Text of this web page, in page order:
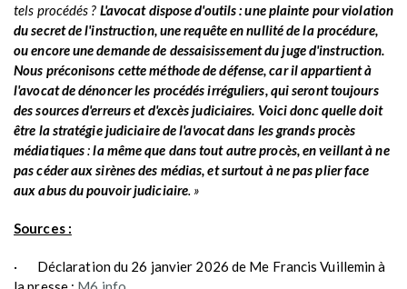
tels procédés ? L'avocat dispose d'outils : une plainte pour violation
du secret de l'instruction, une requête en nullité de la procédure,
ou encore une demande de dessaisissement du juge d'instruction.
Nous préconisons cette méthode de défense, car il appartient à
l'avocat de dénoncer les procédés irréguliers, qui seront toujours
des sources d'erreurs et d'excès judiciaires. Voici donc quelle doit
être la stratégie judiciaire de l'avocat dans les grands procès
médiatiques:la même que dans tout autre procès, en veillant à ne
pas céder aux sirènes des médias, et surtout à ne pas plier face
aux abus du pouvoir judiciaire. »
Sources :
· Déclaration du 26 janvier 2026 de Me Francis Vuillemin à